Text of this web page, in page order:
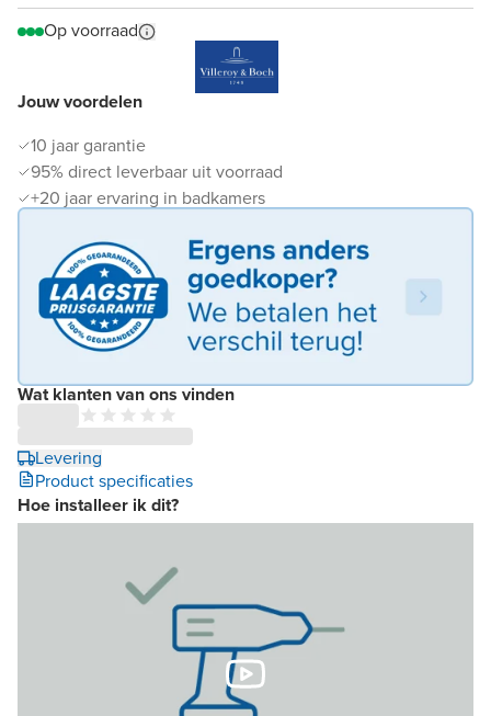
Jouw voordelen
10 jaar garantie
95% direct leverbaar uit voorraad
+20 jaar ervaring in badkamers
Wat klanten van ons vinden
Levering
Product specificaties
Hoe installeer ik dit?
Op voorraad